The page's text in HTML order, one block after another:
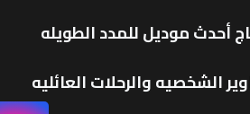
أحدث موديل للمدد الطويله
الشخصيه والرحلات العائليه